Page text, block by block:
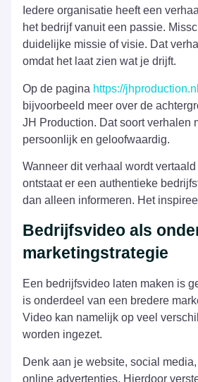
Iedere organisatie heeft een
het bedrijf vanuit een passie.
duidelijke missie of visie. Dat
omdat het laat zien wat je drijft.
Op de pagina https://
bijvoorbeeld meer over de
JH Production. Dat soort verhalen
persoonlijk en geloofwaardig.
Wanneer dit verhaal wordt
ontstaat er een authentieke
dan alleen informeren. Het
Bedrijfsvideo als
marketingstrategie
Een bedrijfsvideo laten maken is
is onderdeel van een bredere
Video kan namelijk op veel
worden ingezet.
Denk aan je website, social
online advertenties. Hierdoor